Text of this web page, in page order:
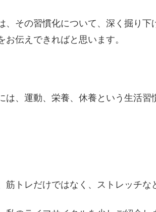
、その習慣化について、深く掘り
お伝えできればと思います。
は、運動、栄養、休養という生活習
筋トレだけではなく、ストレッチな